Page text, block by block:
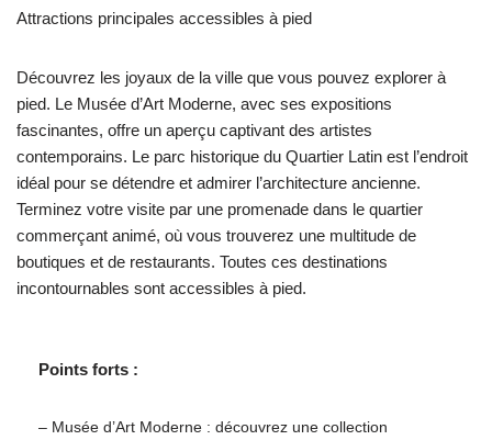
Attractions principales accessibles à pied
Découvrez les joyaux de la ville que vous pouvez explorer à
pied. Le Musée d’Art Moderne, avec ses expositions
fascinantes, offre un aperçu captivant des artistes
contemporains. Le parc historique du Quartier Latin est l’endroit
idéal pour se détendre et admirer l’architecture ancienne.
Terminez votre visite par une promenade dans le quartier
commerçant animé, où vous trouverez une multitude de
boutiques et de restaurants. Toutes ces destinations
incontournables sont accessibles à pied.
Points forts :
– Musée d’Art Moderne : découvrez une collection